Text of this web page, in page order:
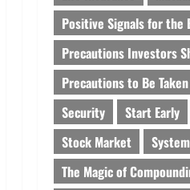
Positive Signals for the
Precautions Investors
Precautions to Be Taken
Security
Start Early
Stock Market
The Magic of